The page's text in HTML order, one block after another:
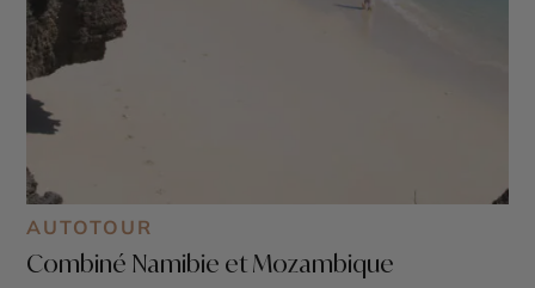
AUTOTOUR
Combiné Namibie et Mozambique